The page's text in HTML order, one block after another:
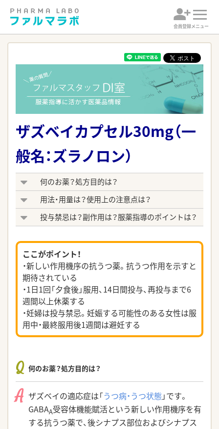
会員登録メニュー
ザズベイカプセル30mg（一
般名：ズラノロン）
何のお薬？処方目的は？
用法・用量は？使用上の注意点は？
投与禁忌は？副作用は？服薬指導のポイントは？
ここがポイント！
・新しい作用機序の抗うつ薬。抗うつ作用を示すと
期待されている
・1日1回「夕食後」服用、14日間投与、再投与まで6
週間以上休薬する
・妊婦は投与禁忌。妊娠する可能性のある女性は服
用中・最終服用後1週間は避妊する
Q 何のお薬？処方目的は？
A ザズベイの適応症は「うつ病・うつ状態 」です。
GABAA受容体機能賦活という新しい作用機序を有
する抗うつ薬で、後シナプス部位およびシナプス